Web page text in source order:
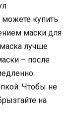
купить
маски для
лучше
– после
Чтобы не
на